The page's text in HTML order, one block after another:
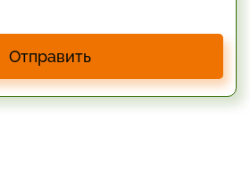
Отправить